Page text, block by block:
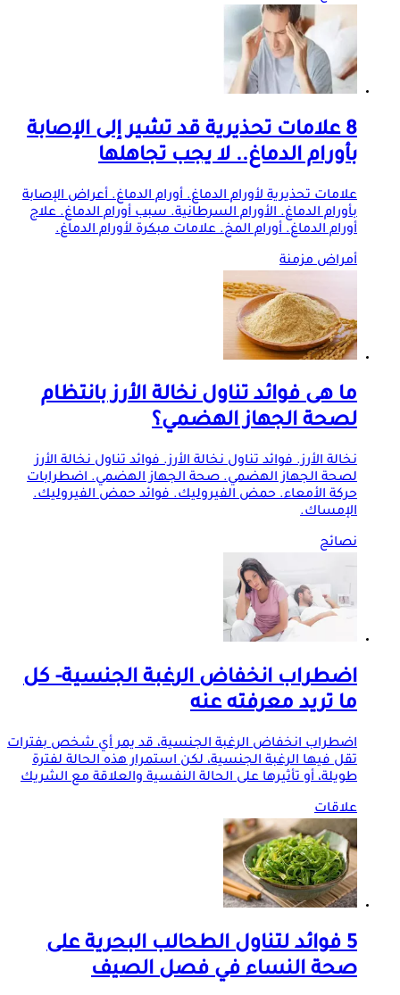
8 علامات تحذيرية قد تشير إلى الإصابة
بأورام الدماغ.. لا يجب تجاهلها
علامات تحذيرية لأورام الدماغ. أورام الدماغ. أعراض الإصابة
بأورام الدماغ. الأورام السرطانية. سبب أورام الدماغ. علاج
أورام الدماغ. أورام المخ. علامات مبكرة لأورام الدماغ.
أمراض مزمنة
ما هى فوائد تناول نخالة الأرز بانتظام
لصحة الجهاز الهضمي؟
نخالة الأرز. فوائد تناول نخالة الأرز. فوائد تناول نخالة الأرز
لصحة الجهاز الهضمي. صحة الجهاز الهضمي. اضطرابات
حركة الأمعاء. حمض الفيروليك. فوائد حمض الفيروليك.
الإمساك.
نصائح
اضطراب انخفاض الرغبة الجنسية- كل
ما تريد معرفته عنه
اضطراب انخفاض الرغبة الجنسية، قد يمر أي شخص بفترات
تقل فيها الرغبة الجنسية، لكن استمرار هذه الحالة لفترة
طويلة، أو تأثيرها على الحالة النفسية والعلاقة مع الشريك
علاقات
5 فوائد لتناول الطحالب البحرية على
صحة النساء في فصل الصيف